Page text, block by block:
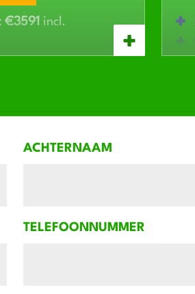
€3591 incl.
km en
en
ACHTERNAAM
TELEFOONNUMMER